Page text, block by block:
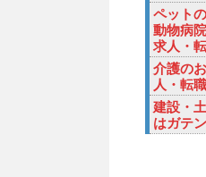
ペット
動物病
求人・
介護の
人・転職
建設・
はガテ